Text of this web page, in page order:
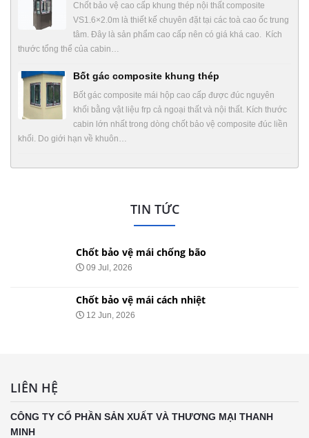
Chốt bảo vệ cao cấp khung thép nội thất composite
VS1.6×2.0m là thiết kế chuyên đặt tại các toà cao ốc trung
tâm. Đây là sản phẩm cao cấp nên có giá khá cao. Kích
thước tổng thể của cabin…
Bốt gác composite khung thép
Bốt gác composite mái hộp cao cấp được đúc nguyên
khối bằng vật liệu frp cả ngoại thất và nội thất. Kích thước
cabin lớn nhất trong dòng chốt bảo vệ composite đúc liền
khối. Do giới hạn về khuôn…
TIN TỨC
Chốt bảo vệ mái chống bão
09 Jul, 2026
Chốt bảo vệ mái cách nhiệt
12 Jun, 2026
LIÊN HỆ
CÔNG TY CỔ PHẦN SẢN XUẤT VÀ THƯƠNG MẠI THANH
MINH